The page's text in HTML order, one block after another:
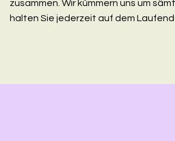
zusammen. Wir kümmern uns um
halten Sie jederzeit auf dem